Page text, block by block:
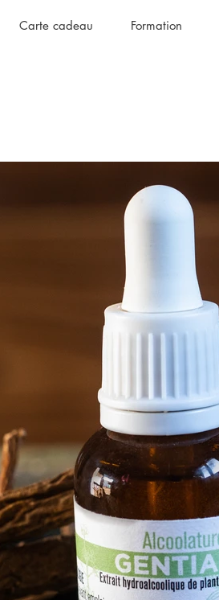
Carte cadeau Formation